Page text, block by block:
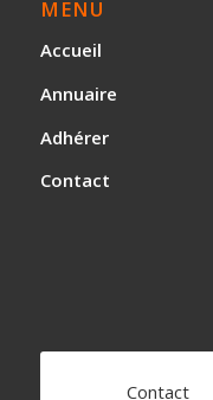
MENU
Accueil
Annuaire
Adhérer
Contact
Contact